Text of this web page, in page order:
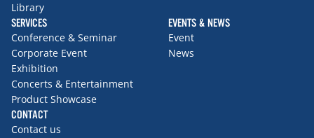
Library
SERVICES
Conference & Seminar
Corporate Event
Exhibition
Concerts & Entertainment
Product Showcase
EVENTS & NEWS
Event
News
CONTACT
Contact us